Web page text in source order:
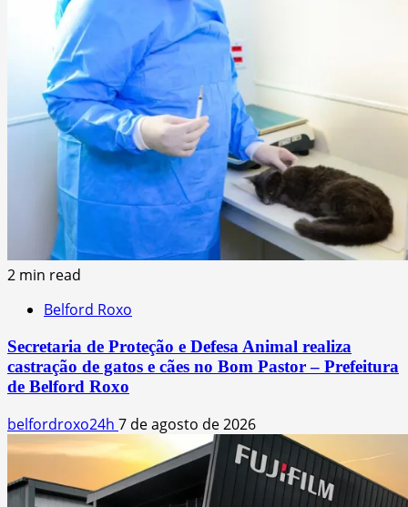
2 min read
Belford Roxo
Secretaria de Proteção e Defesa Animal realiza
castração de gatos e cães no Bom Pastor – Prefeitura
de Belford Roxo
belfordroxo24h 7 de agosto de 2026